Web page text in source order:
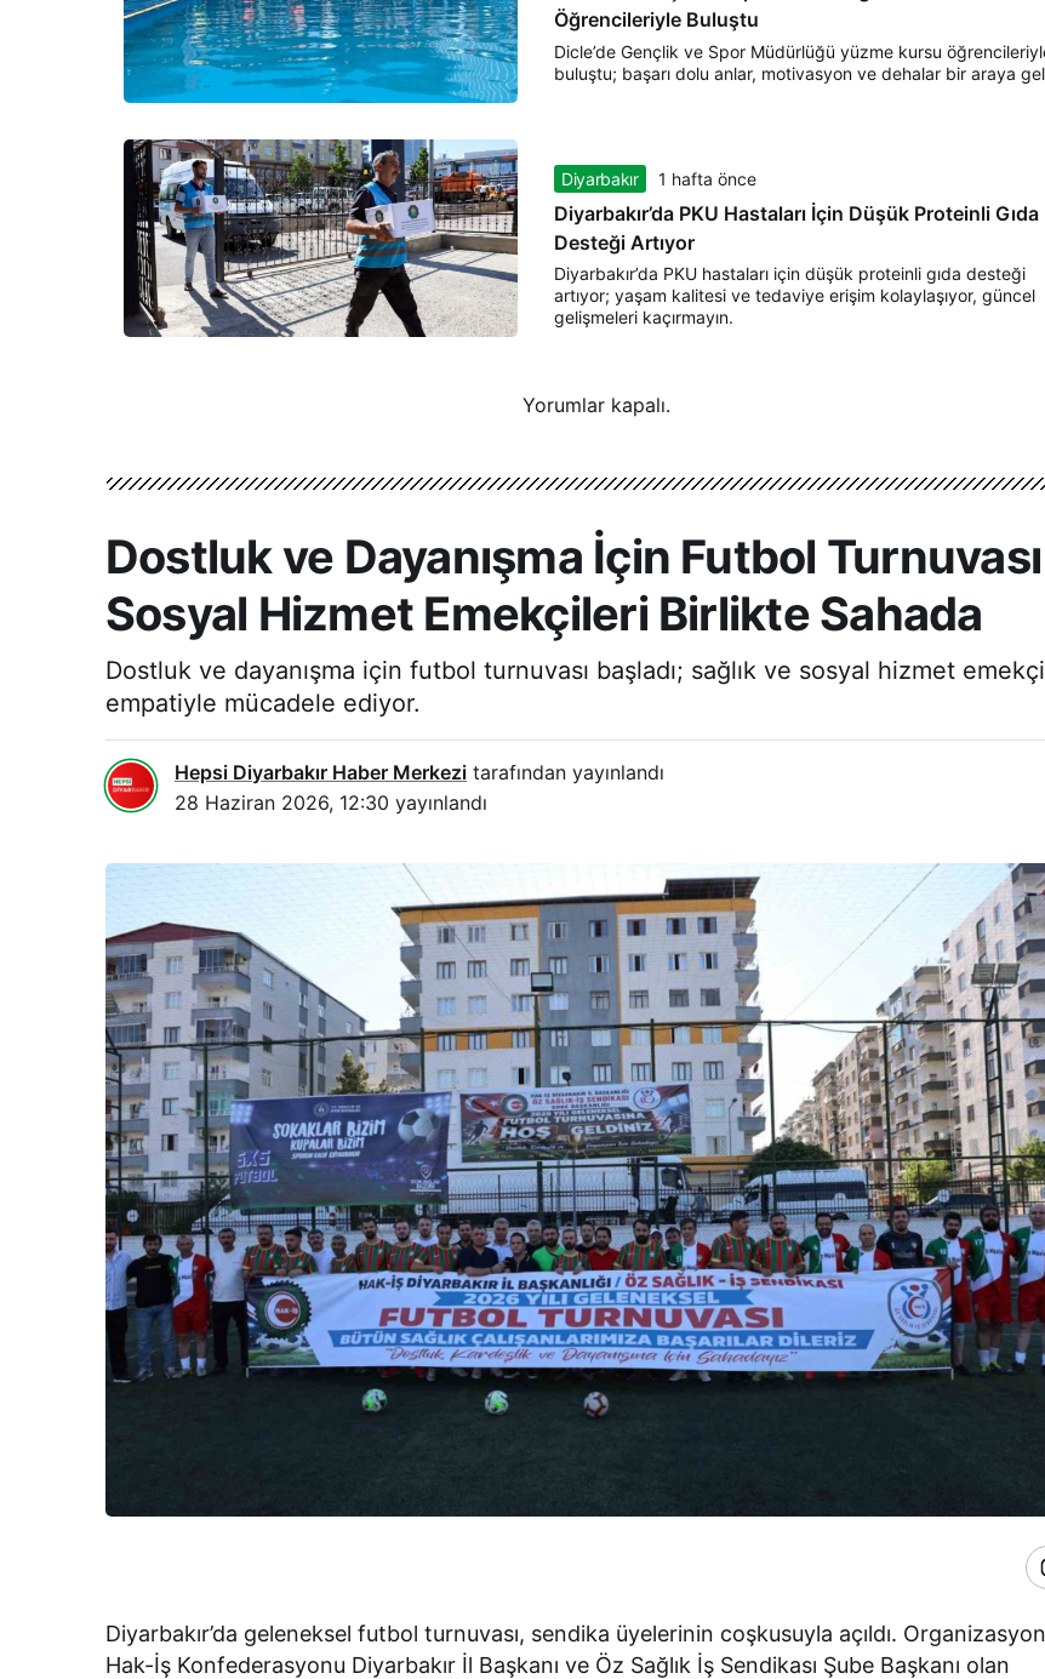
Öğrencileriyle Buluştu
Dicle’de Gençlik ve Spor Müdürlüğü yüzme kursu
buluştu; başarı dolu anlar, motivasyon ve dehalar bir araya
Diyarbakır 1 hafta önce
Diyarbakır’da PKU Hastaları İçin Düşük Proteinli Gıda
Desteği Artıyor
Diyarbakır’da PKU hastaları için düşük proteinli gıda desteği
artıyor; yaşam kalitesi ve tedaviye erişim kolaylaşıyor, güncel
gelişmeleri kaçırmayın.
Yorumlar kapalı.
Dostluk ve Dayanışma İçin Futbol Turnuvası
Sosyal Hizmet Emekçileri Birlikte Sahada
Dostluk ve dayanışma için futbol turnuvası başladı; sağlık ve sosyal hizmet
empatiyle mücadele ediyor.
Hepsi Diyarbakır Haber Merkezi tarafından yayınlandı
28 Haziran 2026, 12:30 yayınlandı
Diyarbakır’da geleneksel futbol turnuvası, sendika üyelerinin coşkusuyla açıldı.
Hak-İş Konfederasyonu Diyarbakır İl Başkanı ve Öz Sağlık İş Sendikası Şube Başkanı olan